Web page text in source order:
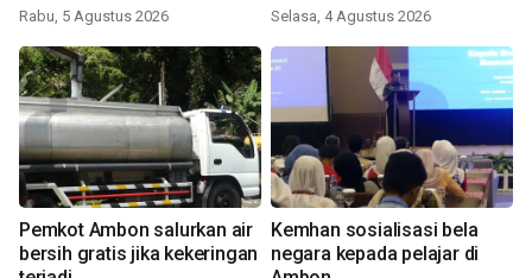
Rabu, 5 Agustus 2026 Selasa, 4 Agustus 2026
Pemkot Ambon salurkan air
bersih gratis jika kekeringan
Kemhan sosialisasi bela
negara kepada pelajar di